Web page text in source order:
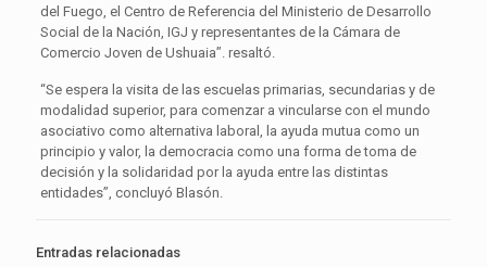
del Fuego, el Centro de Referencia del Ministerio de Desarrollo
Social de la Nación, IGJ y representantes de la Cámara de
Comercio Joven de Ushuaia”. resaltó.
“Se espera la visita de las escuelas primarias, secundarias y de
modalidad superior, para comenzar a vincularse con el mundo
asociativo como alternativa laboral, la ayuda mutua como un
principio y valor, la democracia como una forma de toma de
decisión y la solidaridad por la ayuda entre las distintas
entidades”, concluyó Blasón.
Entradas relacionadas